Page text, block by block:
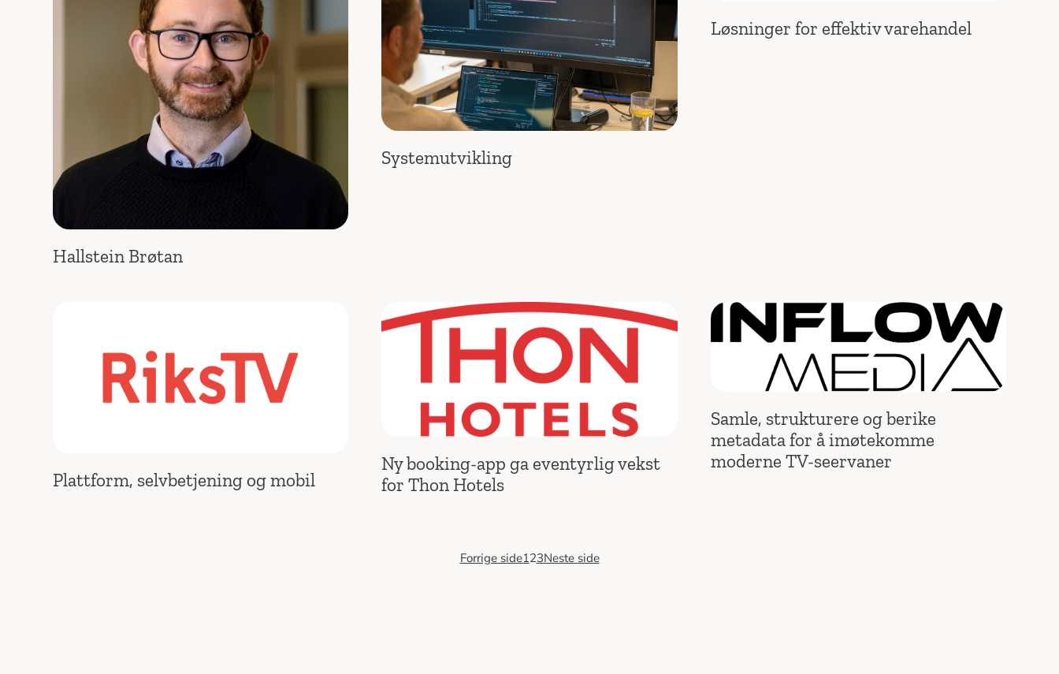
Hallstein Brøtan
Systemutvikling
Løsninger for effektiv varehandel
Plattform, selvbetjening og mobil
Ny booking-app ga eventyrlig vekst
for Thon Hotels
Samle, strukturere og berike
metadata for å imøtekomme
moderne TV-seervaner
Forrige side123Neste side